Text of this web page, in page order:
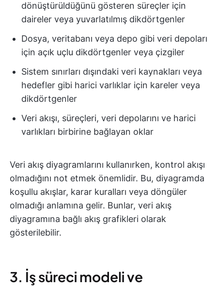
dönüştürüldüğünü gösteren süreçler için
daireler veya yuvarlatılmış dikdörtgenler
Dosya, veritabanı veya depo gibi veri depoları
için açık uçlu dikdörtgenler veya çizgiler
Sistem sınırları dışındaki veri kaynakları veya
hedefler gibi harici varlıklar için kareler veya
dikdörtgenler
Veri akışı, süreçleri, veri depolarını ve harici
varlıkları birbirine bağlayan oklar
Veri akış diyagramlarını kullanırken, kontrol akışı
olmadığını not etmek önemlidir. Bu, diyagramda
koşullu akışlar, karar kuralları veya döngüler
olmadığı anlamına gelir. Bunlar, veri akış
diyagramına bağlı akış grafikleri olarak
gösterilebilir.
3. İş süreci modeli ve